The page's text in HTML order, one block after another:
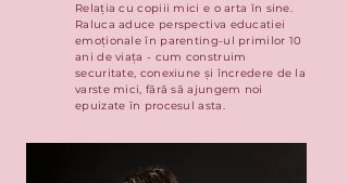
Relația cu copiii mici e o arta în sine.
Raluca aduce perspectiva educatiei
emoționale în parenting-ul primilor 10
ani de viața - cum construim
securitate, conexiune și încredere de la
varste mici, fără să ajungem noi
epuizate în procesul asta.